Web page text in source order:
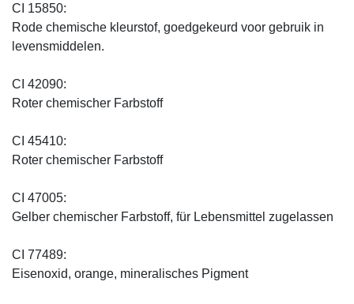
CI 15850:
Rode chemische kleurstof, goedgekeurd voor gebruik in
levensmiddelen.
CI 42090:
Roter chemischer Farbstoff
CI 45410:
Roter chemischer Farbstoff
CI 47005:
Gelber chemischer Farbstoff, für Lebensmittel zugelassen
CI 77489:
Eisenoxid, orange, mineralisches Pigment